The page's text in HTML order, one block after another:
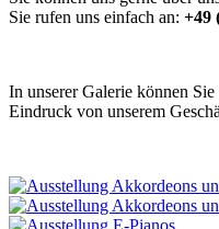
Sie rufen uns einfach an: +49
In unserer Galerie können
Eindruck von unserem